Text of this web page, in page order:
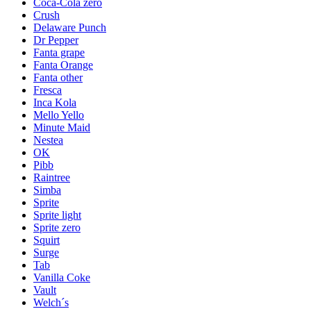
Coca-Cola zero
Crush
Delaware Punch
Dr Pepper
Fanta grape
Fanta Orange
Fanta other
Fresca
Inca Kola
Mello Yello
Minute Maid
Nestea
OK
Pibb
Raintree
Simba
Sprite
Sprite light
Sprite zero
Squirt
Surge
Tab
Vanilla Coke
Vault
Welch´s